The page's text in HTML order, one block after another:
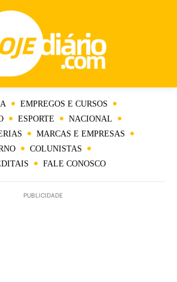
EMPREGOS E CURSOS
ESPORTE
NACIONAL
MARCAS E EMPRESAS
COLUNISTAS
FALE CONOSCO
PUBLICIDADE